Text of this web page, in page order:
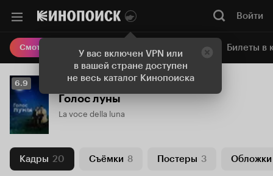
У вас включен VPN или
в вашей стране доступен
не весь каталог Кинопоиска
Войти
Смотреть кино Онлайн-кинотеатр Билеты в
Рейтинг
Кинопоиска
6.9
6.9
Голос луны
La voce della luna
Кадры 20 Съёмки 8 Постеры 3 Обложки